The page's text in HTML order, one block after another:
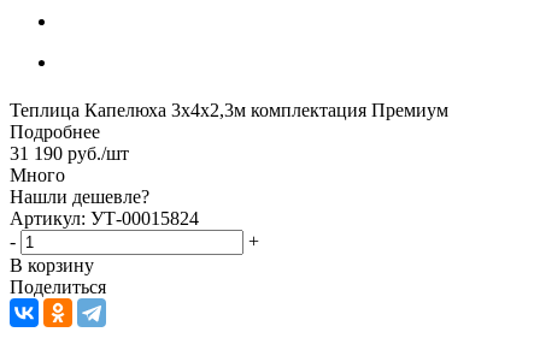
Теплица Капелюха 3х4х2,3м комплектация Премиум
Подробнее
31 190 руб./шт
Много
Нашли дешевле?
Артикул: УТ-00015824
-
+
В корзину
Поделиться